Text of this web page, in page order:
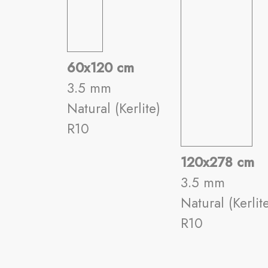
60x120 cm
3.5 mm
Natural (Kerlite)
R10
120x278 cm
3.5 mm
Natural
R10